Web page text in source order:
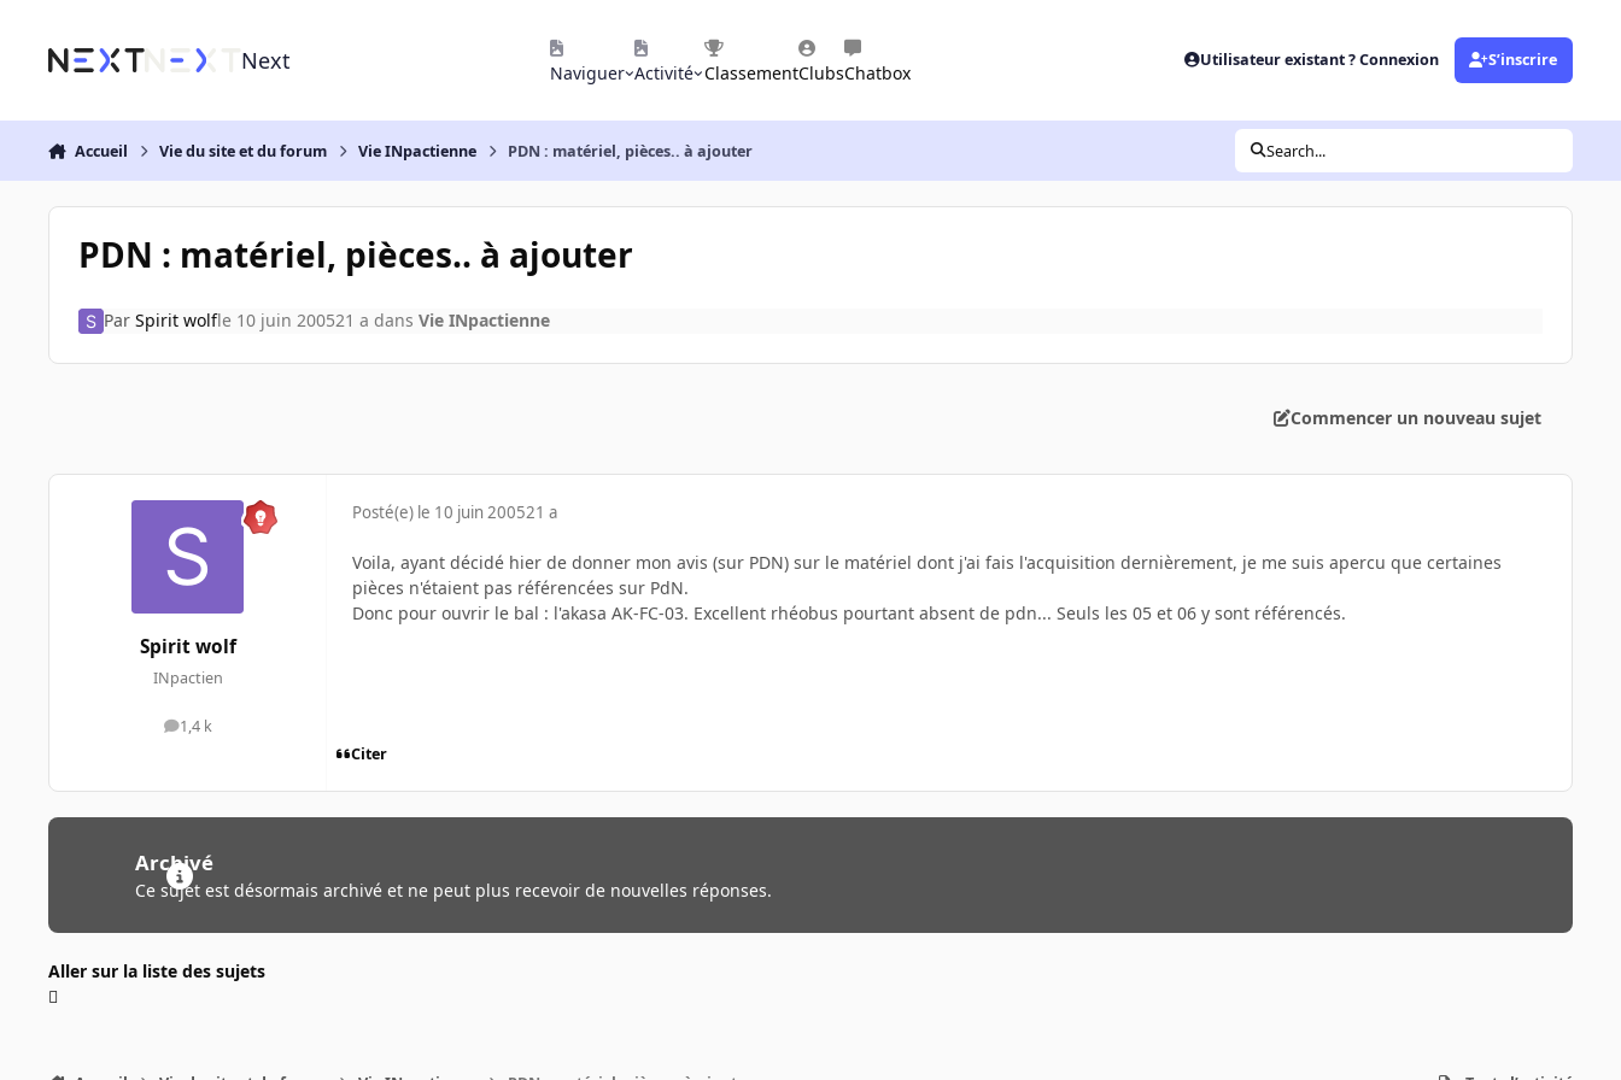
Next Naviguer Activité ClassementClubsChatbox
Utilisateur existant ? Connexion S’inscrire
Accueil Vie du site et du forum Vie INpactienne PDN : matériel, pièces.. à ajouter Search...
PDN : matériel, pièces.. à ajouter
Par Spirit wolfle 10 juin 200521 a dans Vie INpactienne
Commencer un nouveau sujet
Spirit wolf
INpactien
1,4 k
messages
Posté(e) le 10 juin 200521 a
Voila, ayant décidé hier de donner mon avis (sur PDN) sur le matériel dont j'ai fais l'acquisition dernièrement, je me suis apercu que certaines
pièces n'étaient pas référencées sur PdN.
Donc pour ouvrir le bal : l'akasa AK-FC-03. Excellent rhéobus pourtant absent de pdn... Seuls les 05 et 06 y sont référencés.
Citer
Archivé
Ce sujet est désormais archivé et ne peut plus recevoir de nouvelles réponses.
Aller sur la liste des sujets